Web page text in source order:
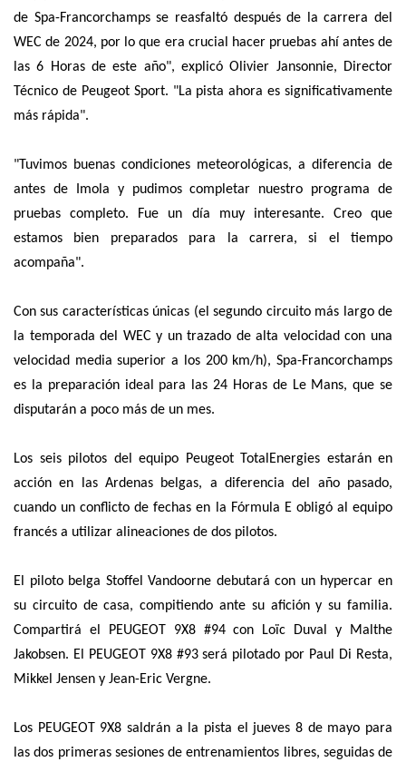
de Spa-Francorchamps se reasfaltó después de la carrera del
WEC de 2024, por lo que era crucial hacer pruebas ahí antes de
las 6 Horas de este año", explicó Olivier Jansonnie, Director
Técnico de Peugeot Sport. "La pista ahora es significativamente
más rápida".
"Tuvimos buenas condiciones meteorológicas, a diferencia de
antes de Imola y pudimos completar nuestro programa de
pruebas completo. Fue un día muy interesante. Creo que
estamos bien preparados para la carrera, si el tiempo
acompaña".
Con sus características únicas (el segundo circuito más largo de
la temporada del WEC y un trazado de alta velocidad con una
velocidad media superior a los 200 km/h), Spa-Francorchamps
es la preparación ideal para las 24 Horas de Le Mans, que se
disputarán a poco más de un mes.
Los seis pilotos del equipo Peugeot TotalEnergies estarán en
acción en las Ardenas belgas, a diferencia del año pasado,
cuando un conflicto de fechas en la Fórmula E obligó al equipo
francés a utilizar alineaciones de dos pilotos.
El piloto belga Stoffel Vandoorne debutará con un hypercar en
su circuito de casa, compitiendo ante su afición y su familia.
Compartirá el PEUGEOT 9X8 #94 con Loïc Duval y Malthe
Jakobsen. El PEUGEOT 9X8 #93 será pilotado por Paul Di Resta,
Mikkel Jensen y Jean-Eric Vergne.
Los PEUGEOT 9X8 saldrán a la pista el jueves 8 de mayo para
las dos primeras sesiones de entrenamientos libres, seguidas de